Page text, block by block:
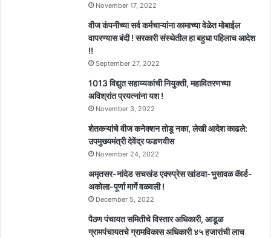
November 17, 2022
वीज कंपनीच्या सर्व कर्मचाऱ्यांना कामाच्या वेळेत मोबाईल
वापरण्यास बंदी ! सरकारी संस्थेतील हा बहुधा पहिलाच आदेश
!!
September 27, 2022
1013 विद्युत सहाय्यकांची नियुक्ती, महावितरणच्या
अविश्रांत प्रयत्नांना यश !
November 3, 2022
शेतकऱ्यांचे वीज कनेक्शन तोडू नका, लेखी आदेश काढले:
उपमुख्यमंत्री देवेंद्र फडणवीस
November 24, 2022
अमृतसर-नांदेड सचखंड एक्स्प्रेस खांडवा-भुसावळ कॅार्ड-
अकोला-पूर्णा मार्गे वळवली !
December 5, 2022
पैठण पंचायत समितीचे विस्तार अधिकारी, आडूळ
ग्रामपंचायतचे ग्रामविकास अधिकारी ४५ हजारांची लाच